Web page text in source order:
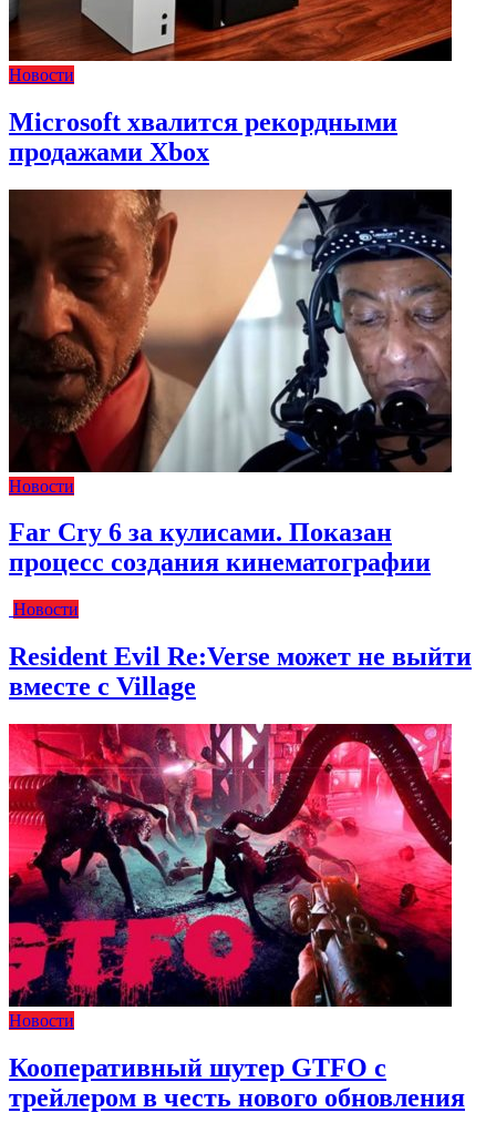
Новости
Microsoft хвалится рекордными
продажами Xbox
Новости
Far Cry 6 за кулисами. Показан
процесс создания кинематографии
Новости
Resident Evil Re:Verse может не выйти
вместе с Village
Новости
Кооперативный шутер GTFO с
трейлером в честь нового обновления